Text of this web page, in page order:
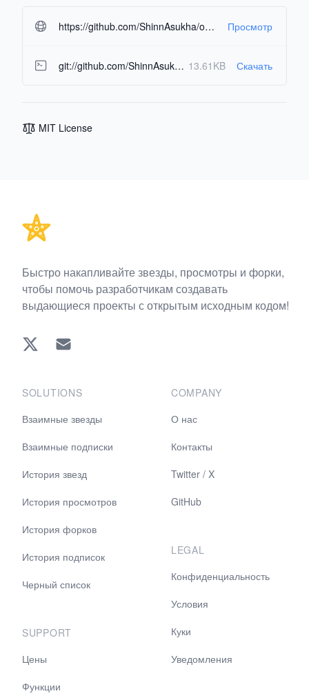
https://github.com/ShinnAsukha/oxware-hypervisor.git#readme-ov-file Просмотр
git://github.com/ShinnAsukha/oxware-hypervisor.git 13.61KB Скачать
MIT License
Быстро накапливайте звезды, просмотры и форки,
чтобы помочь разработчикам создавать
выдающиеся проекты с открытым исходным кодом!
Twitter EMAIL
SOLUTIONS
Взаимные звезды
Взаимные подписки
История звезд
История просмотров
История форков
История подписок
Черный список
SUPPORT
Цены
Функции
COMPANY
О нас
Контакты
Twitter / X
GitHub
LEGAL
Конфиденциальность
Условия
Куки
Уведомления